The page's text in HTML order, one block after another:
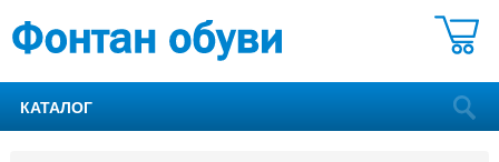
КАТАЛОГ